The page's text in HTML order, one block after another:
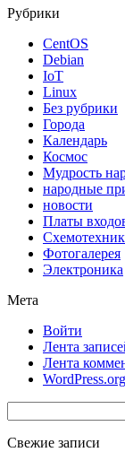
Рубрики
CentOS
Debian
IoT
Linux
Без рубрики
Города
Календарь
Космос
Мудрость
народные
новости
Платы
Фотогалерея
Электроника
Мета
Войти
Лента
Лента
WordPress.org
Свежие записи